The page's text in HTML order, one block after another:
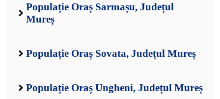
Populație Oraș Sarmașu, Județul
Mureș
Populație Oraș Sovata, Județul Mureș
Populație Oraș Ungheni, Județul Mureș